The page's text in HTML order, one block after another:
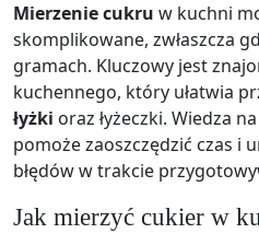
Mierzenie cukru w kuchni
skomplikowane, zwłaszcza
gramach. Kluczowy jest
kuchennego, który ułatwia
łyżki oraz łyżeczki. Wiedza
pomoże zaoszczędzić czas i
błędów w trakcie
Jak mierzyć cukier w